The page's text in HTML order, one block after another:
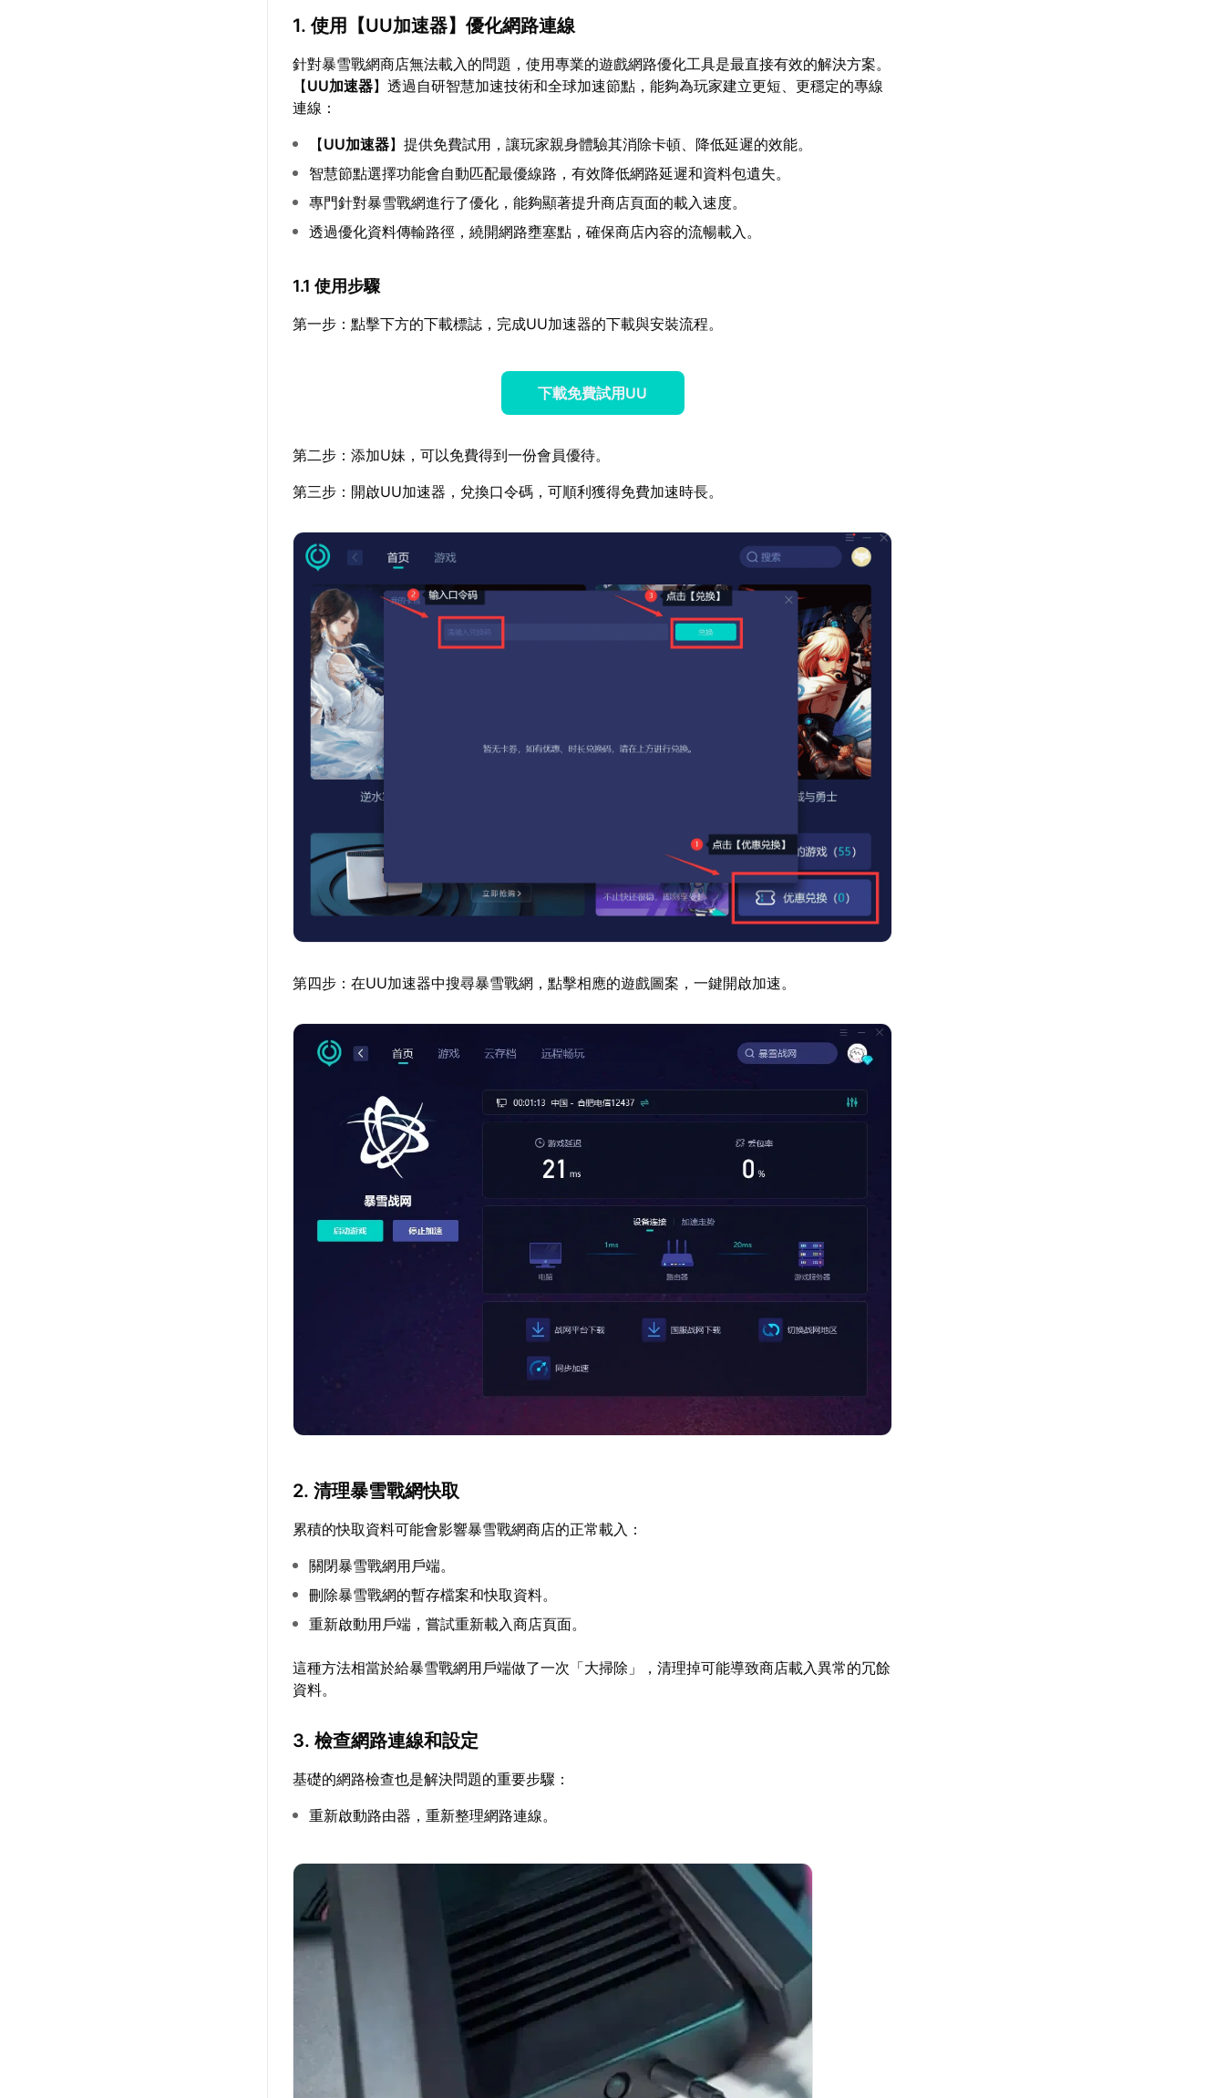
1. 使用【UU加速器】優化網路連線
針對暴雪戰網商店無法載入的問題，使用專業的遊戲網路優化工具是最直接有效的解決方案。
【UU加速器】透過自研智慧加速技術和全球加速節點，能夠為玩家建立更短、更穩定的專線
連線：
【UU加速器】提供免費試用，讓玩家親身體驗其消除卡頓、降低延遲的效能。
智慧節點選擇功能會自動匹配最優線路，有效降低網路延遲和資料包遺失。
專門針對暴雪戰網進行了優化，能夠顯著提升商店頁面的載入速度。
透過優化資料傳輸路徑，繞開網路壅塞點，確保商店內容的流暢載入。
1.1 使用步驟
第一步：點擊下方的下載標誌，完成UU加速器的下載與安裝流程。
下載免費試用UU
第二步：添加U妹，可以免費得到一份會員優待。
第三步：開啟UU加速器，兌換口令碼，可順利獲得免費加速時長。
第四步：在UU加速器中搜尋暴雪戰網，點擊相應的遊戲圖案，一鍵開啟加速。
2. 清理暴雪戰網快取
累積的快取資料可能會影響暴雪戰網商店的正常載入：
關閉暴雪戰網用戶端。
刪除暴雪戰網的暫存檔案和快取資料。
重新啟動用戶端，嘗試重新載入商店頁面。
這種方法相當於給暴雪戰網用戶端做了一次「大掃除」，清理掉可能導致商店載入異常的冗餘
資料。
3. 檢查網路連線和設定
基礎的網路檢查也是解決問題的重要步驟：
重新啟動路由器，重新整理網路連線。